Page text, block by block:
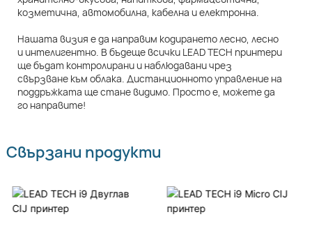
козметична, автомобилна, кабелна и електронна.
Нашата визия е да направим кодирането лесно, лесно
и интелигентно. В бъдеще всички LEAD TECH принтери
ще бъдат контролирани и наблюдавани чрез
свързване към облака. Дистанционното управление на
поддръжката ще стане видимо. Просто е, можете да
го направите!
Свързани продукти